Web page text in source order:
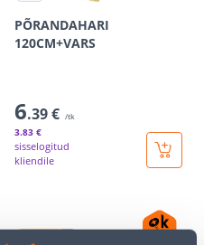
PÕRANDAHARI
120CM+VARS
6.39 € /tk
3.83 €
sisselogitud
kliendile